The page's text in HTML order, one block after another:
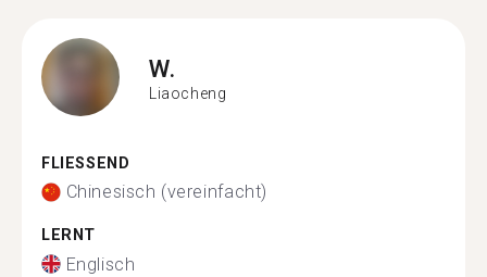
W.
Liaocheng
FLIESSEND
Chinesisch (vereinfacht)
LERNT
Englisch